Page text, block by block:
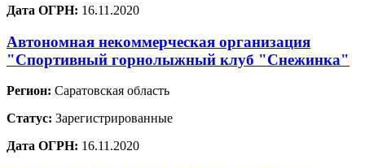
Дата ОГРН: 16.11.2020
Автономная некоммерческая организация
"Спортивный горнолыжный клуб "Снежинка"
Регион: Саратовская область
Статус: Зарегистрированные
Дата ОГРН: 16.11.2020